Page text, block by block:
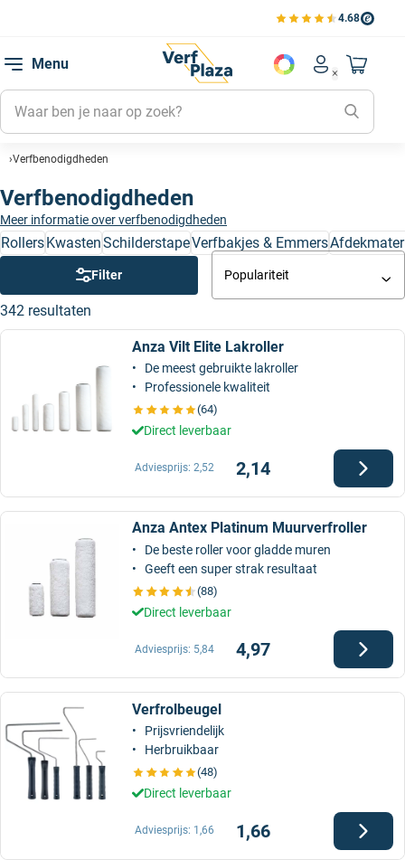
4.68
Bekijk de verfplaza
Menu
Account
Mijn
Mijn
Mijn
Naar
Verfbenodigdheden
RollersKwastenSchilderstapeVerfbakjes & Emmers
Verfbenodigdheden
Meer informatie over verfbenodigdheden
Filter
342 resultaten
Populariteit
Anza Vilt Elite Lakroller
De meest gebruikte lakroller
Professionele kwaliteit
(64)
Direct leverbaar
2,14
Adviesprijs: 2,52
Anza Antex Platinum Muurverfroller
De beste roller voor gladde muren
Geeft een super strak resultaat
(88)
Direct leverbaar
4,97
Adviesprijs: 5,84
Verfrolbeugel
Prijsvriendelijk
Herbruikbaar
(48)
Direct leverbaar
1,66
Adviesprijs: 1,66